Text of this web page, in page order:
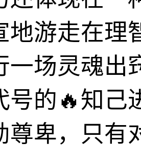
地游走在理
一场灵魂出
号的🔥知己
尊卑，只有